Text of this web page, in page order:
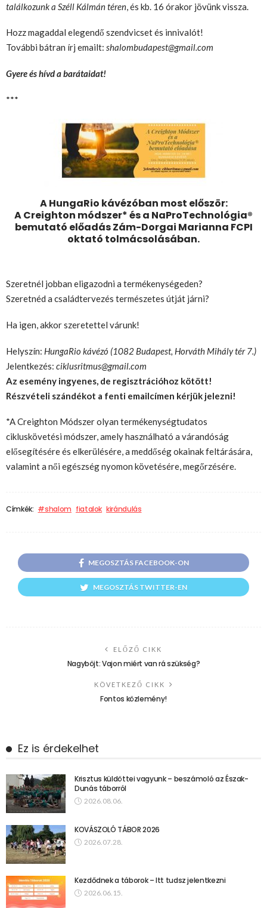
találkozunk a Széll Kálmán téren , és kb. 16 órakor jövünk vissza.
Hozz magaddal elegendő szendvicset és innivalót!
További bátran írj emailt: shalombudapest@gmail.com
Gyere és hívd a barátaidat!
***
AHungaRio kávézóban most először:
A Creighton módszer* és a NaProTechnológia®
bemutató előadás Zám-Dorgai Marianna FCPI
oktató tolmácsolásában.
Szeretnél jobban eligazodni a termékenységeden?
Szeretnéd a családtervezés természetes útját járni?
Ha igen, akkor szeretettel várunk!
Helyszín: HungaRio kávézó (1082 Budapest, Horváth Mihály tér 7.)
Jelentkezés: ciklusritmus@gmail.com
Az esemény ingyenes, de regisztrációhoz kötött!
Részvételi szándékot a fenti emailcímen kérjük jelezni!
*A Creighton Módszer olyan termékenységtudatos
cikluskövetési módszer, amely használható a várandóság
elősegítésére és elkerülésére, a meddőség okainak feltárására,
valamint a női egészség nyomon követésére, megőrzésére.
Címkék: #shalom fiatalok kirándulás
MEGOSZTÁS FACEBOOK-ON
MEGOSZTÁS TWITTER-EN
ELŐZŐ CIKK
Nagyböjt: Vajon miért van rá szükség?
KÖVETKEZŐ CIKK
Fontos közlemény!
Ez is érdekelhet
Krisztus küldöttei vagyunk – beszámoló az Észak-
Dunás táborról
2026.08.06.
KOVÁSZOLÓ TÁBOR 2026
2026.07.28.
Kezdődnek a táborok – Itt tudsz jelentkezni
2026.06.15.